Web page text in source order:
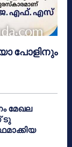
പോളിനും
മേഖല
ടു